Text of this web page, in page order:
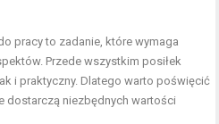
pracy to zadanie, które wymaga
Przede wszystkim posiłek
i praktyczny. Dlatego warto poświęcić
dostarczą niezbędnych wartości